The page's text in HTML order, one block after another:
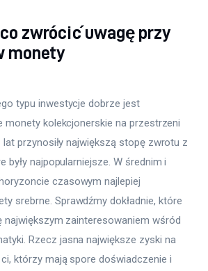
zwrócić uwagę przy
monety
typu inwestycje dobrze jest
monety kolekcjonerskie na przestrzeni
przynosiły największą stopę zwrotu z
były najpopularniejsze. W średnim i
czasowym najlepiej
srebrne. Sprawdźmy dokładnie, które
największym zainteresowaniem wśród
Rzecz jasna największe zyski na
którzy mają spore doświadczenie i